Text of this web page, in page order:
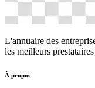
L'annuaire des
les meilleurs
À propos